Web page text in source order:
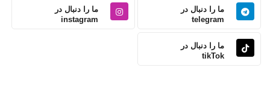
ما را دنبال در
telegram
ما را دنبال در
instagram
ما را دنبال در
tikTok